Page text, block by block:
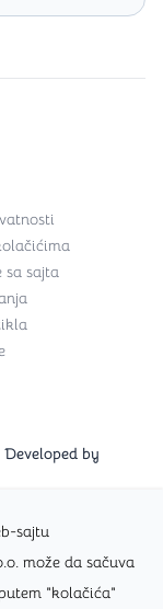
sajtu
može da sačuva
"kolačića"
by
sa sajta